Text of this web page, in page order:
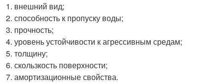
внешний вид;
способность к пропуску воды;
прочность;
уровень устойчивости к агрессивным средам;
толщину;
скользкость поверхности;
амортизационные свойства.